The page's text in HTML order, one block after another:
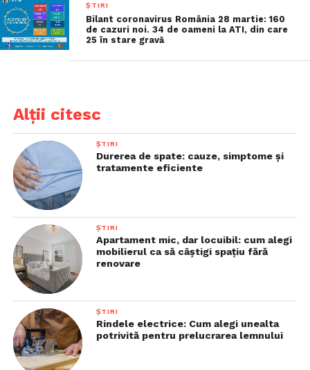
ȘTIRI
Bilant coronavirus România 28 martie: 160
de cazuri noi. 34 de oameni la ATI, din care
25 în stare gravă
Alții citesc
ȘTIRI
Durerea de spate: cauze, simptome și
tratamente eficiente
ȘTIRI
Apartament mic, dar locuibil: cum alegi
mobilierul ca să câștigi spațiu fără
renovare
ȘTIRI
Rindele electrice: Cum alegi unealta
potrivită pentru prelucrarea lemnului